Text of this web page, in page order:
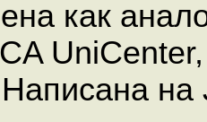
как
на